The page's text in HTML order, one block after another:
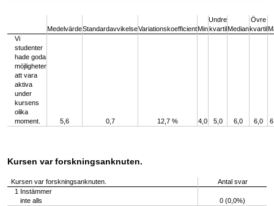
MedelvärdeStandardavvikelseVariationskoefficientMin
Undre
kvartil Median
Övre
kvartil
Vi
studenter
hade goda
möjligheter
att vara
aktiva
under
kursens
olika
moment.
5,6 0,7 12,7 % 4,0 5,0 6,0 6,0
Kursen var forskningsanknuten.
Kursen var forskningsanknuten.
Antal svar
1 Instämmer
inte alls
0 (0,0%)